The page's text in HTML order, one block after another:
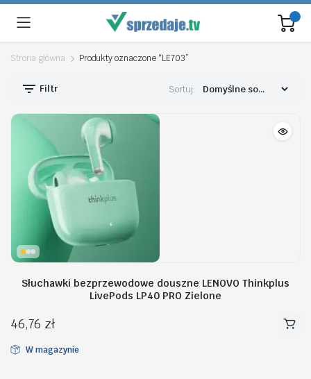
Strona główna Produkty oznaczone “LE703”
Filtr Sortuj:
Słuchawki bezprzewodowe douszne LENOVO Thinkplus
LivePods LP40 PRO Zielone
46,76 zł
W magazynie